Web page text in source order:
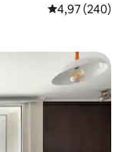
5 üzerinden
4,97 (240)
arasında